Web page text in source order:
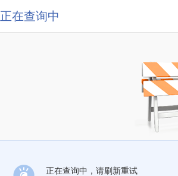
正在查询中
正在查询中，请刷新重试